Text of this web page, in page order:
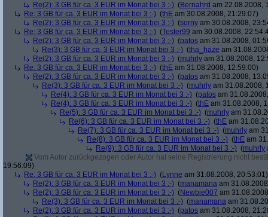
Re(2): 3 GB für ca. 3 EUR im Monat bei 3 :-) (Bernahrd am 22.08.2008,
Re: 3 GB für ca. 3 EUR im Monat bei 3 :-) (thE am 30.08.2008, 21:29:07)
Re(2): 3 GB für ca. 3 EUR im Monat bei 3 :-) (sorny am 30.08.2008,
Re: 3 GB für ca. 3 EUR im Monat bei 3 :-) (Tester99 am 30.08.2008,
Re(2): 3 GB für ca. 3 EUR im Monat bei 3 :-) (patos am 31.08.2008,
Re(3): 3 GB für ca. 3 EUR im Monat bei 3 :-) (tha_haze am
Re(2): 3 GB für ca. 3 EUR im Monat bei 3 :-) (muhrly am 31.08.2008,
Re: 3 GB für ca. 3 EUR im Monat bei 3 :-) (thE am 31.08.2008, 12:59:00)
Re(2): 3 GB für ca. 3 EUR im Monat bei 3 :-) (patos am 31.08.2008,
Re(3): 3 GB für ca. 3 EUR im Monat bei 3 :-) (muhrly am 31.08.2008,
Re(4): 3 GB für ca. 3 EUR im Monat bei 3 :-) (patos am
Re(4): 3 GB für ca. 3 EUR im Monat bei 3 :-) (thE am 31.08.2008,
Re(5): 3 GB für ca. 3 EUR im Monat bei 3 :-) (muhrly am
Re(6): 3 GB für ca. 3 EUR im Monat bei 3 :-) (thE am
Re(7): 3 GB für ca. 3 EUR im Monat bei 3 :-) (muhrly am
Re(8): 3 GB für ca. 3 EUR im Monat bei 3 :-) (thE am
Re(9): 3 GB für ca. 3 EUR im Monat bei 3 :-) (muhrly
Vom Autor zurückgezogen oder Autor hat seine Registrierung nicht
19:56:09)
Re: 3 GB für ca. 3 EUR im Monat bei 3 :-) (Lynne am 31.08.2008, 20:53:01)
Re(2): 3 GB für ca. 3 EUR im Monat bei 3 :-) (manamana am
Re(2): 3 GB für ca. 3 EUR im Monat bei 3 :-) (Newbie007 am
Re(3): 3 GB für ca. 3 EUR im Monat bei 3 :-) (manamana am
Re(2): 3 GB für ca. 3 EUR im Monat bei 3 :-) (patos am 31.08.2008,